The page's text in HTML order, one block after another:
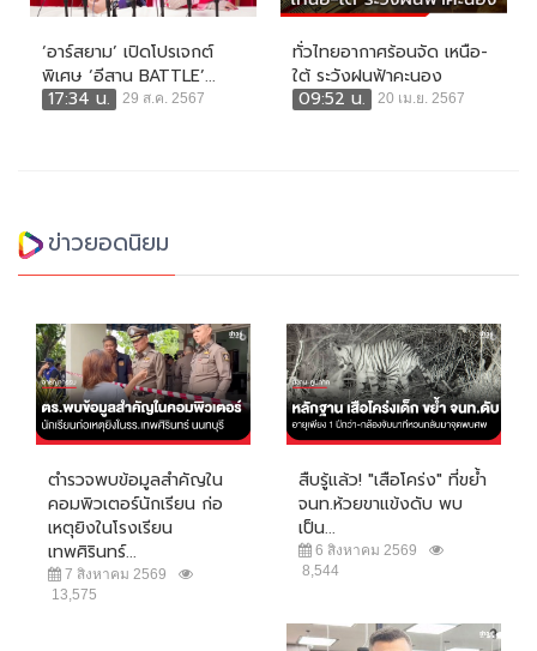
‘อาร์สยาม’ เปิดโปรเจกต์
พิเศษ ‘อีสาน BATTLE’...
17:34 น.
29 ส.ค. 2567
ทั่วไทยอากาศร้อนจัด เหนือ-
ใต้ ระวังฝนฟ้าคะนอง
09:52 น.
20 เม.ย. 2567
ข่าวยอดนิยม
ตำรวจพบข้อมูลสำคัญใน
คอมพิวเตอร์นักเรียน ก่อ
เหตุยิงในโรงเรียน
เทพศิรินทร์...
7 สิงหาคม 2569
13,575
สืบรู้แล้ว! "เสือโคร่ง" ที่ขย้ำ
จนท.ห้วยขาแข้งดับ พบ
เป็น...
6 สิงหาคม 2569
8,544